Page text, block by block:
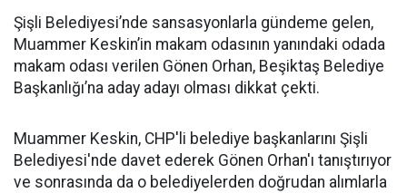
Şişli Belediyesi’nde sansasyonlarla gündeme gelen,
Muammer Keskin’in makam odasının yanındaki odada
makam odası verilen Gönen Orhan, Beşiktaş Belediye
Başkanlığı’na aday adayı olması dikkat çekti.
Muammer Keskin, CHP'li belediye başkanlarını Şişli
Belediyesi'nde davet ederek Gönen Orhan'ı tanıştırıyor
ve sonrasında da o belediyelerden doğrudan alımlarla